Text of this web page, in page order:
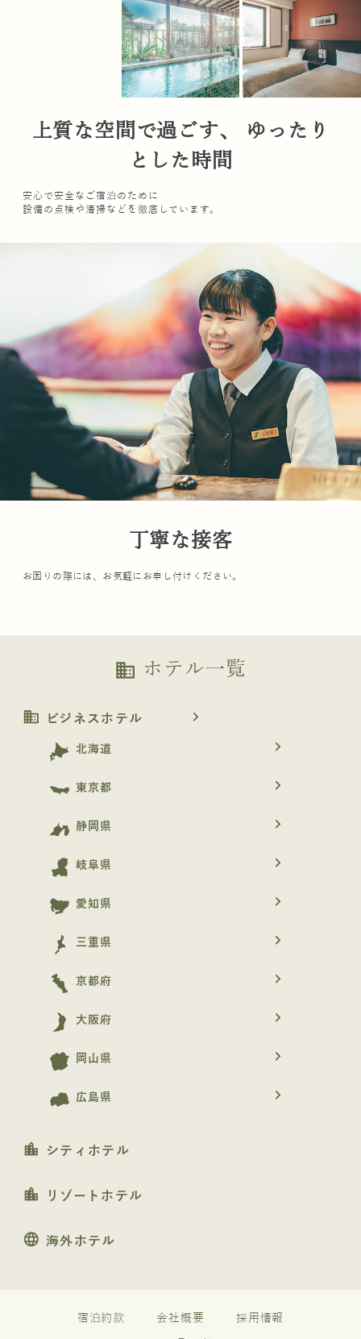
上質な空間で過ごす、 ゆったり
とした時間
安心で安全なご宿泊のために
設備の点検や清掃などを徹底しています。
丁寧な接客
お困りの際には、お気軽にお申し付けください。
business ホテル一覧
business ビジネスホテル navigate_next
北海道 navigate_next
東京都 navigate_next
静岡県 navigate_next
岐阜県 navigate_next
愛知県 navigate_next
三重県 navigate_next
京都府 navigate_next
大阪府 navigate_next
岡山県 navigate_next
広島県 navigate_next
location_city シティホテル
location_city リゾートホテル
language 海外ホテル
宿泊約款 会社概要 採用情報